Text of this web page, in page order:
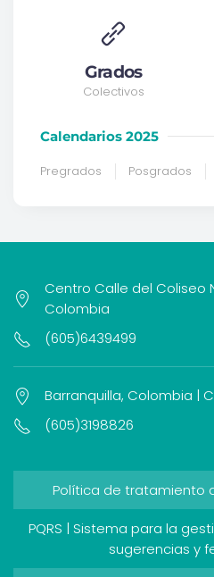
Grados
Colectivos
Calendarios 2025
Pregrados Posgrados
Centro Calle del Coliseo
Colombia
(605)6439499
Barranquilla, Colombia |
(605)3198826
Política de tratamiento
PQRS | Sistema para la
sugerencias y